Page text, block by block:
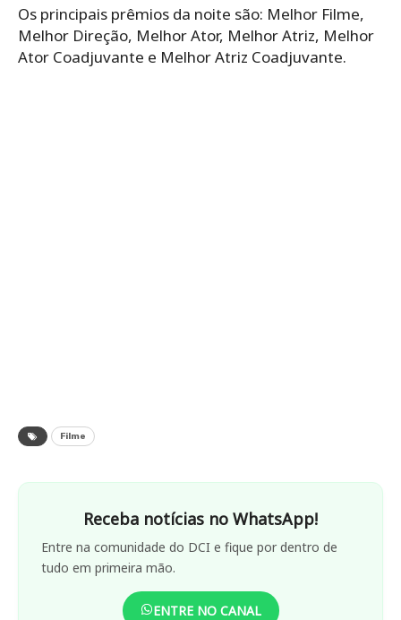
Os principais prêmios da noite são: Melhor Filme,
Melhor Direção, Melhor Ator, Melhor Atriz, Melhor
Ator Coadjuvante e Melhor Atriz Coadjuvante.
Filme
Receba notícias no WhatsApp!
Entre na comunidade do DCI e fique por dentro de
tudo em primeira mão.
ENTRE NO CANAL